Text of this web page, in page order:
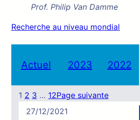
Prof. Philip Van Damme
Recherche au niveau mondial
Actuel 2023 2022
1 2 3 … 12Page suivante
27/12/2021